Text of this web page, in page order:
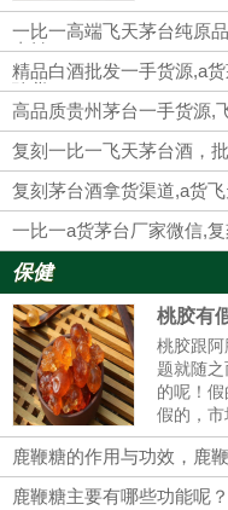
糯高粱
茅台酒
纯正。
供应复
一比一高端飞天茅台纯原
直销
精品白酒批发一手货源,a
验货
高品质贵州茅台一手货源,
复刻一比一飞天茅台酒，
复刻茅台酒拿货渠道,a货
一比一a货茅台厂家微信,
保健
桃胶有
桃胶跟
题就随
的呢！
假的，
胶，还
35元/斤
的怎么
鹿鞭糖的作用与功效，鹿
鹿鞭糖主要有哪些功能呢